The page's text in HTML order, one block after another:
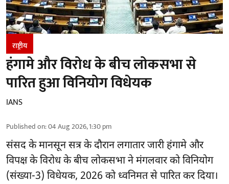
राष्ट्रीय
हंगामे और विरोध के बीच लोकसभा से
पारित हुआ विनियोग विधेयक
IANS
Published on:04 Aug 2026, 1:30 pm
संसद के मानसून सत्र के दौरान लगातार जारी हंगामे और
विपक्ष के विरोध के बीच लोकसभा ने मंगलवार को विनियोग
(संख्या-3) विधेयक, 2026 को ध्वनिमत से पारित कर दिया।